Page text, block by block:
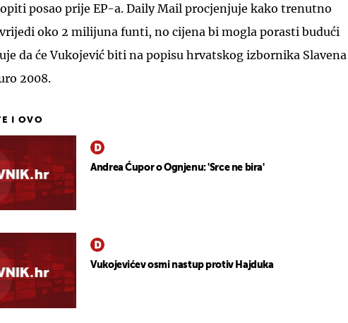
posao prije EP-a. Daily Mail procjenjuje kako trenutno
oko 2 milijuna funti, no cijena bi mogla porasti budući
da će Vukojević biti na popisu hrvatskog izbornika Slavena
2008.
I OVO
Andrea Ćupor o Ognjenu: 'Srce ne bira'
Vukojevićev osmi nastup protiv Hajduka